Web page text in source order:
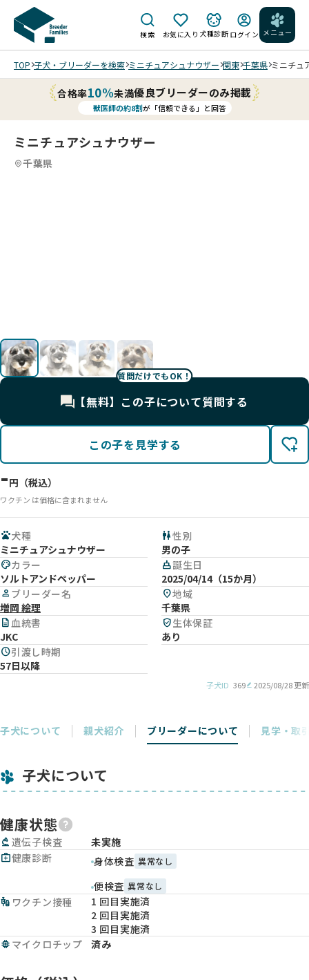
検索 お気に入り 犬種診断 ログイン メニュー
TOP 子犬・ブリーダーを検索 ミニチュアシュナウザー 関東 千葉県 ミニチュ
合格率10%未満優良ブリーダーのみ掲載
獣医師の約8割が「信頼できる」と回答
ミニチュアシュナウザー
千葉県
質問だけでもOK！
【無料】この子について質問する
この子を見学する
-円（税込）
ワクチン は価格に含まれません
pets犬種
ミニチュアシュナウザー
wc性別
男の子
paletteカラー
ソルトアンドペッパー
cake誕生日
2025/04/14（15か月）
person ブリーダー名
増岡 絵理
location_on地域
千葉県
description血統書
JKC
verified_user生体保証
あり
schedule引渡し時期
57日以降
子犬ID 369 2025/08/28 更新
子犬について 親犬紹介 ブリーダーについて 見学・取
子犬について
健康状態
biotech 遺伝子検査
未実施
medical_services健康診断 身体検査 異常なし
便検査 異常なし
vaccines ワクチン接種
1 回目実施済
2 回目実施済
3 回目実施済
memory マイクロチップ 済み